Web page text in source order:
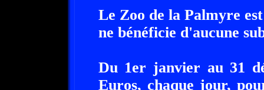
Le Zoo de la Palmyre
ne bénéficie d'aucune
Du 1er janvier au 31
Euros, chaque jour,